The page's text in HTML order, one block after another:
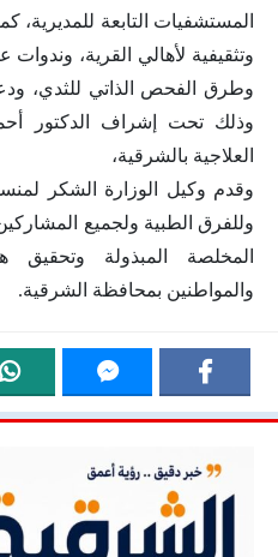
المستشفيات التابعة
وتثقيفية لأهالي القرية،
وطرق الفحص الذاتي للثدي،
وذلك تحت إشراف الدكتور
العلاجية بالشرقية،
وقدم وكيل الوزارة الشكر
وللفرق الطبية ولجميع
المخلصة المبذولة وتحقيق
والمواطنين بمحافظة الشرقية.